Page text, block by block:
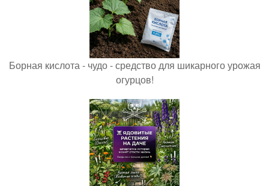
Борная кислота - чудо - средство для шикарного урожая
огурцов!